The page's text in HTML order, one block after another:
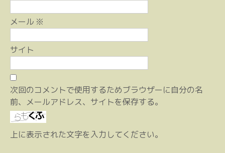
メール ※
サイト
次回のコメントで使用するためブラウザーに自分の名
前、メールアドレス、サイトを保存する。
上に表示された文字を入力してください。